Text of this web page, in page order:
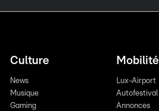
Culture
News
Musique
Gaming
Mobilité
Lux-Airport
Autofestival
Annonces